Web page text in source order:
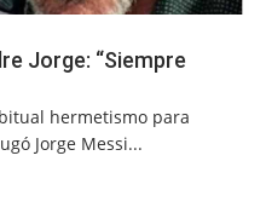
Jorge: “Siempre
hermetismo para
Jorge Messi...